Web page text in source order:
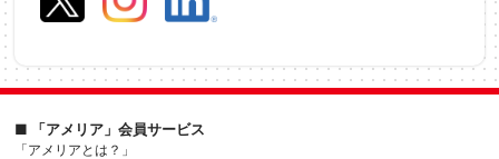
■ 「アメリア」会員サービス
「アメリアとは？」